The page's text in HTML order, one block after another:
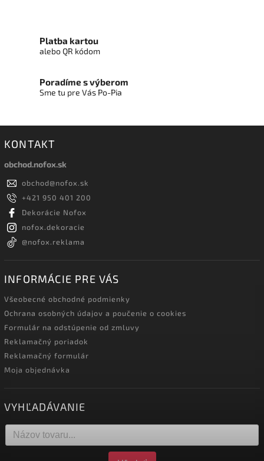
Platba kartou
alebo QR kódom
Poradíme s výberom
Sme tu pre Vás Po-Pia
KONTAKT
obchod.nofox.sk
obchod@nofox.sk
+421 950 401 200
Dekorácie Nofox
nofox.dekoracie
@nofox.reklama
INFORMÁCIE PRE VÁS
Všeobecné obchodné podmienky
Ochrana osobných údajov a poučenie o cookies
Formulár na odstúpenie od zmluvy
Reklamačný poriadok
Reklamačný formulár
Moja objednávka
VYHĽADÁVANIE